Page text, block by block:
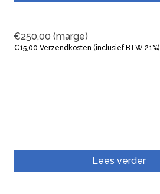
€250,00 (marge)
€15,00 Verzendkosten (inclusief BTW 21%)
Lees verder